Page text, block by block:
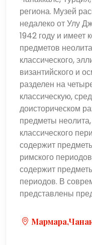
региона. Музей
недалеко от Улу
1942 году и имеет
предметов
классического,
византийского и
разделен на
классическую,
доисторическом
предметы
классического
содержит
римского
содержит
периодов. В
представлены